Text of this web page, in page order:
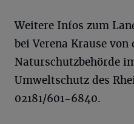
Weitere Infos zum
bei Verena Krause von
Naturschutzbehörde
Umweltschutz des
02181/601-6840.